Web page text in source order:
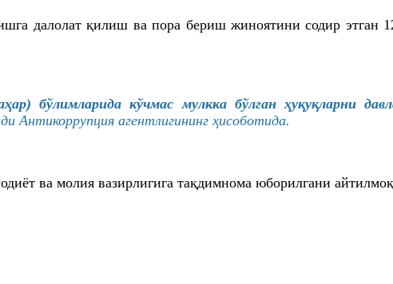
далолат қилиш ва пора бериш жиноятини содир
бўлимларида кўчмас мулкка бўлган ҳуқуқларни
Антикоррупция агентлигининг ҳисоботида.
ва молия вазирлигига тақдимнома юборилгани